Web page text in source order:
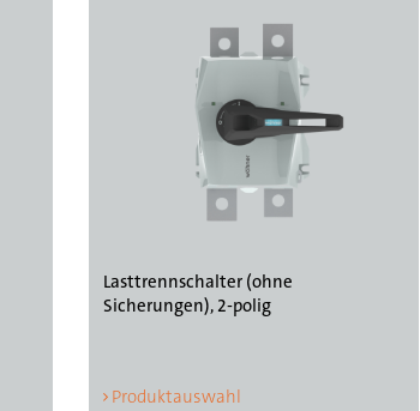
Lasttrennschalter (ohne
Sicherungen), 2-polig
Produktauswahl